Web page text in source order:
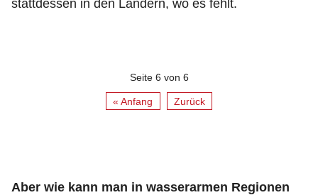
stattdessen in den Ländern, wo es fehlt.
Seite 6 von 6
« Anfang Zurück
Aber wie kann man in wasserarmen Regionen